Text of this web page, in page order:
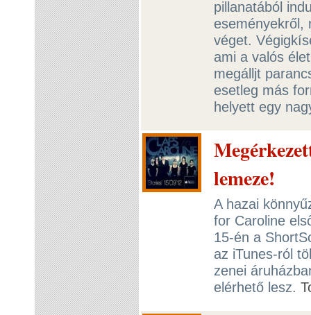
pillanatából
eseményekről,
véget.
ami a valós
megálljt
esetleg más
helyett egy
lemeze!
A hazai
for Caroline
15-én a
az iTunes-ról
zenei
elérhető lesz.